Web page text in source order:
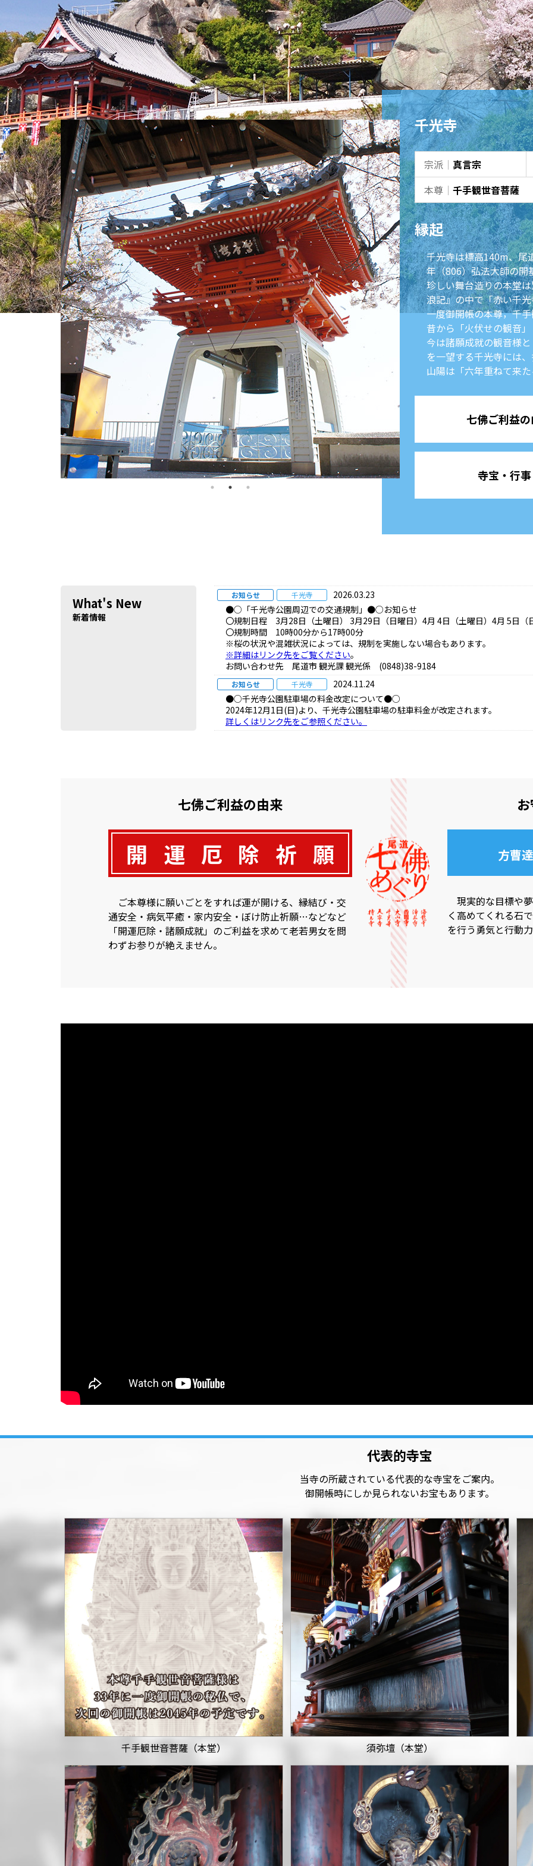
千光寺
宗派 ｜ 真言宗
本尊 ｜ 千手観世音菩薩
縁起
千光寺は標高140m、尾
年（806）弘法大師の開
珍しい舞台造りの本堂
浪記』の中で「赤い千
一度御開帳の本尊，千
昔から「火伏せの観音
今は諸願成就の観音様
を一望する千光寺には
山陽は「六年重ねて来
七佛ご利益
寺宝・行
What's New
新着情報
お知らせ 千光寺
2026.03.23
●○「千光寺公園周辺での交通規制」●○お知らせ
〇規制日程 3月28日（土曜日） 3月29日（日曜日）4月 4日（土曜日）4月 5日（
〇規制時間 10時00分から17時00分
※桜の状況や混雑状況によっては、規制を実施しない場合もあります。
※詳細はリンク先をご覧ください。
お問い合わせ先 尾道市 観光課 観光係 (0848)38-9184
お知らせ 千光寺
2024.11.24
●○千光寺公園駐車場の料金改定について●○
2024年12月1日(日)より、千光寺公園駐車場の駐車料金が改定されます。
詳しくはリンク先をご参照ください。
七佛ご利益の由来
開 運 厄 除 祈 願
ご本尊様に願いごとをすれば運が開ける、縁結び・交
通安全・病気平癒・家内安全・ぼけ防止祈願…などなど
「開運厄除・諸願成就」のご利益を求めて老若男女を問
わずお参りが絶えません。
方曹
現実的な目標や
く高めてくれる石
を行う勇気と行動
代表的寺宝
当寺の所蔵されている代表的な寺宝をご案内。
御開帳時にしか見られないお宝もあります。
千手観世音菩薩（本堂） 須弥壇（本堂）